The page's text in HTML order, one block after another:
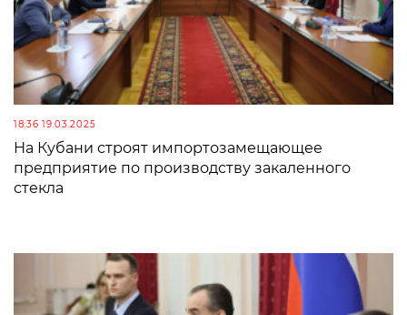
18:36 19.03.2025
На Кубани строят импортозамещающее
предприятие по производству закаленного
стекла